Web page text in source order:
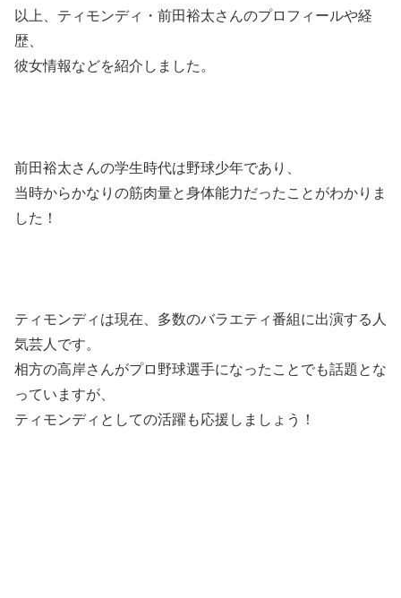
以上、ティモンディ・前田裕太さんのプロフィールや経
歴、
彼女情報などを紹介しました。
前田裕太さんの学生時代は野球少年であり、
当時からかなりの筋肉量と身体能力だったことがわかりま
した！
ティモンディは現在、多数のバラエティ番組に出演する人
気芸人です。
相方の高岸さんがプロ野球選手になったことでも話題とな
っていますが、
ティモンディとしての活躍も応援しましょう！